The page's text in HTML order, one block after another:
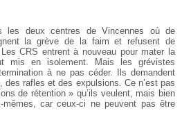
les deux centres de Vincennes où de
la grève de la faim et refusent de
CRS entrent à nouveau pour mater la
mis en isolement. Mais les grévistes
à ne pas céder. Ils demandent
des rafles et des expulsions. Ce n’est pas
de rétention » qu’ils veulent, mais bien
mêmes, car ceux-ci ne peuvent pas être